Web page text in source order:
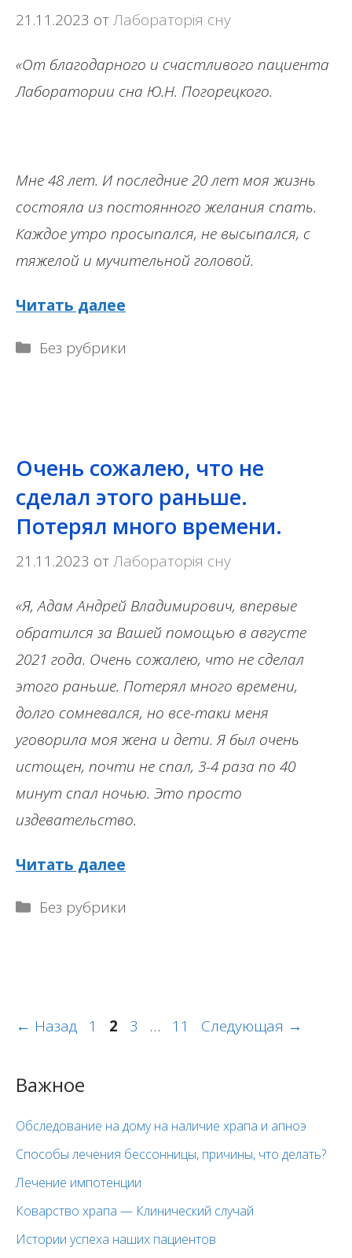
21.11.2023 отЛабораторія сну
«От благодарного и счастливого пациента
Лаборатории сна Ю.Н. Погорецкого.
Мне 48 лет. И последние 20 лет моя жизнь
состояла из постоянного желания спать.
Каждое утро просыпался, не высыпался, с
тяжелой и мучительной головой.
Читать далее
Рубрики
Без рубрики
Очень сожалею, что не
сделал этого раньше.
Потерял много времени.
21.11.2023 отЛабораторія сну
«Я, Адам Андрей Владимирович, впервые
обратился за Вашей помощью в августе
2021 года. Очень сожалею, что не сделал
этого раньше. Потерял много времени,
долго сомневался, но все-таки меня
уговорила моя жена и дети. Я был очень
истощен, почти не спал, 3-4 раза по 40
минут спал ночью. Это просто
издевательство.
Читать далее
Рубрики
Без рубрики
Навигация
← Назад Страница
1 Страница
2 Страница
3 … Страница
11 Следующая →
Важное
Обследование на дому на наличие храпа и апноэ
Способы лечения бессонницы, причины, что делать?
Лечение импотенции
Коварство храпа — Клинический случай
Истории успеха наших пациентов